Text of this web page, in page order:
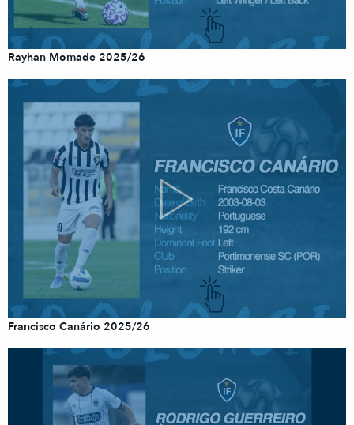
Rayhan Momade 2025/26
Francisco Canário 2025/26